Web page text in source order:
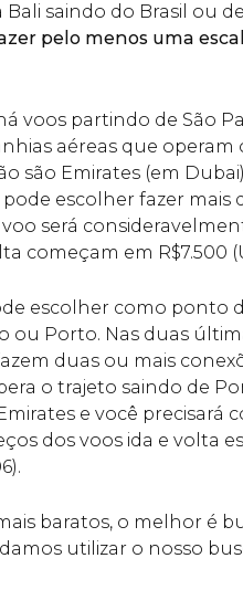
Bali saindo do Brasil ou
pelo menos uma
voos partindo de São
aéreas que operam
são Emirates (em
escolher fazer mais
será
começam em R$7.500 (
escolher como ponto
ou Porto. Nas duas
duas ou mais
o trajeto saindo de
e você precisará
dos voos ida e volta
baratos, o melhor é
utilizar o nosso